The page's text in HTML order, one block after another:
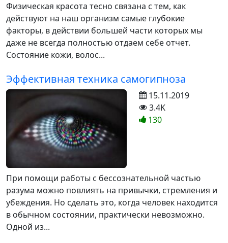
Физическая красота тесно связана с тем, как
действуют на наш организм самые глубокие
факторы, в действии большей части которых мы
даже не всегда полностью отдаем себе отчет.
Состояние кожи, волос...
Эффективная техника самогипноза
При помощи работы с бессознательной частью
разума можно повлиять на привычки, стремления и
убеждения. Но сделать это, когда человек находится
в обычном состоянии, практически невозможно.
Одной из...
15.11.2019
3.4K
130